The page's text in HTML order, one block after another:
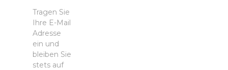
Tragen Sie
Ihre E-Mail
Adresse
ein und
bleiben Sie
stets auf